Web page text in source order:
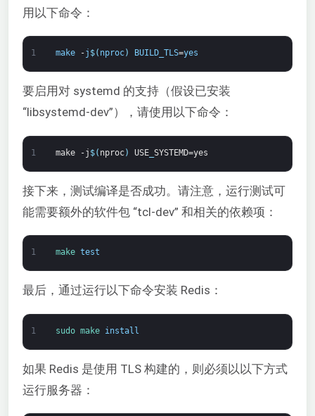
用以下命令：
1 make -j $( nproc) BUILD_TLS=yes
要启用对 systemd 的支持（假设已安装
“libsystemd-dev”），请使用以下命令：
1 make -j $( nproc) USE_ SYSTEMD=yes
接下来，测试编译是否成功。请注意，运行测试可
能需要额外的软件包 “tcl-dev” 和相关的依赖项：
1 make test
最后，通过运行以下命令安装 Redis：
1 sudo make install
如果 Redis 是使用 TLS 构建的，则必须以以下方式
运行服务器：